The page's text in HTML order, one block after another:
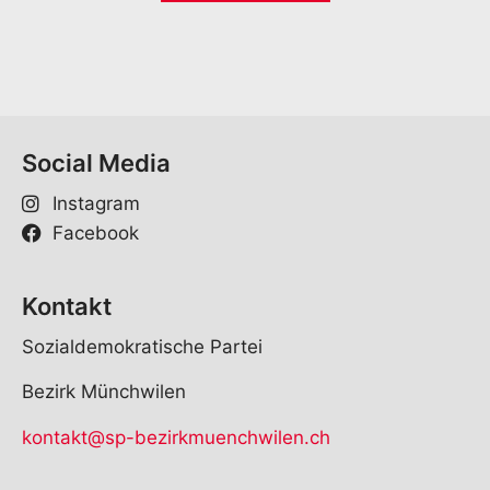
Social Media
Instagram
Facebook
Kontakt
Sozialdemokratische Partei
Bezirk Münchwilen
kontakt@sp-bezirkmuenchwilen.ch